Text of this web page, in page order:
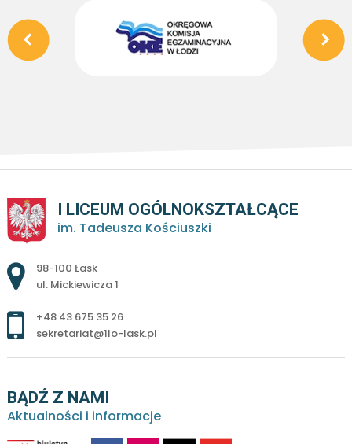
I LICEUM OGÓLNOKSZTAŁCĄCE
im. Tadeusza Kościuszki
Adres pocztowy:
98-100 Łask
ul. Mickiewicza 1
+48 43 675 35 26
sekretariat@1lo-lask.pl
BĄDŹ Z NAMI
Aktualności i informacje